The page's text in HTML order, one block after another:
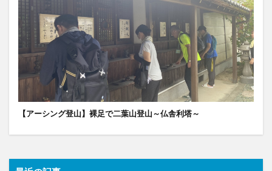
【アーシング登山】裸足で二葉山登山～仏舎利塔～